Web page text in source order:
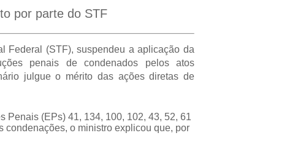
por parte do STF
Federal (STF), suspendeu a aplicação da
penais de condenados pelos atos
julgue o mérito das ações diretas de
(EPs) 41, 134, 100, 102, 43, 52, 61
condenações, o ministro explicou que, por